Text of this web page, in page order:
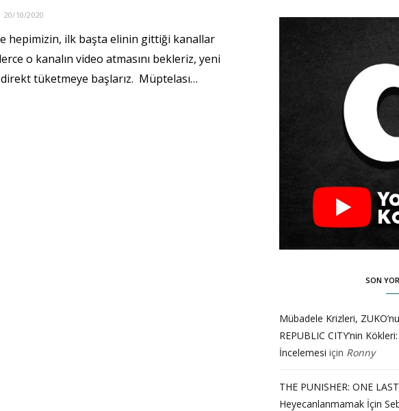
20/10/2020
hepimizin, ilk başta elinin gittiği kanallar
o kanalın video atmasını bekleriz, yeni
tüketmeye başlarız. Müptelası…
SON
Mübadele Krizleri,
REPUBLIC CITY’nin
İncelemesi için Ronny
THE PUNISHER: ONE
Heyecanlanmamak İçin